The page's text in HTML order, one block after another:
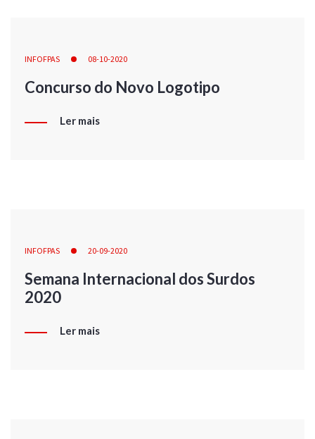
INFOFPAS 08-10-2020
Concurso do Novo Logotipo
Ler mais
INFOFPAS 20-09-2020
Semana Internacional dos Surdos
2020
Ler mais